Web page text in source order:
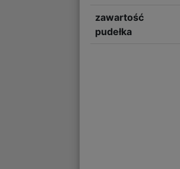
zawartość
pudełka